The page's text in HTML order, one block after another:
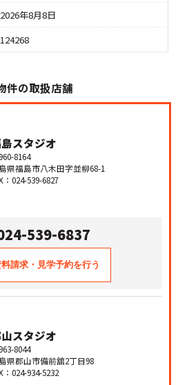
2026年8月8日
124268
件の取扱店舗
スタジオ
8164
県福島市八木田字並柳68-1
：024-539-6827
539-6837
スタジオ
8044
県郡山市備前舘2丁目98
：024-934-5232